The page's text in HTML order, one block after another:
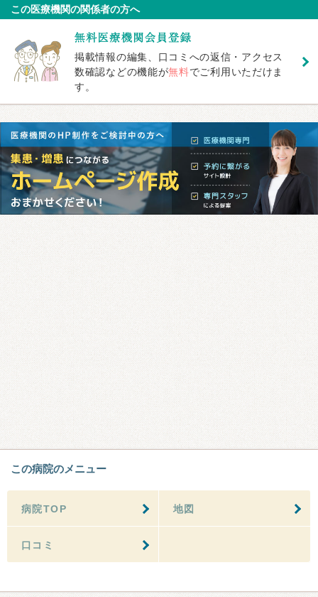
この医療機関の関係者の方へ
掲載情報の編集、口コミへの返信・アクセス
数確認などの機能が無料でご利用いただけま
す。
この病院のメニュー
病院TOP 地図
口コミ